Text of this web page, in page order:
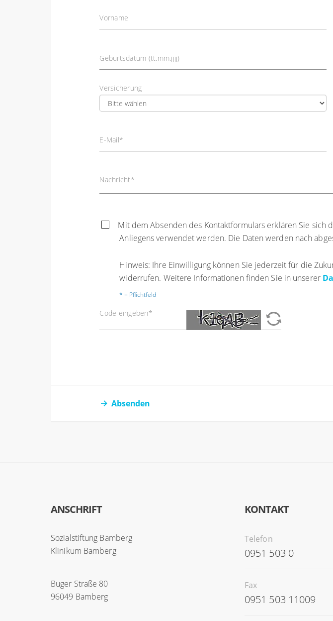
Vorname
Geburtsdatum (tt.mm.jjjj)
Versicherung
E-Mail*
Nachricht*
Mit dem Absenden des Kontaktformulars erklären Sie sich
Anliegens verwendet werden. Die Daten werden nach
Hinweis: Ihre Einwilligung können Sie jederzeit für die
widerrufen. Weitere Informationen finden Sie in unserer
* = Pflichtfeld
Code eingeben*
Absenden
ANSCHRIFT
Sozialstiftung Bamberg
Klinikum Bamberg
Buger Straße 80
96049 Bamberg
KONTAKT
Telefon
0951 503 0
Fax
0951 503 11009